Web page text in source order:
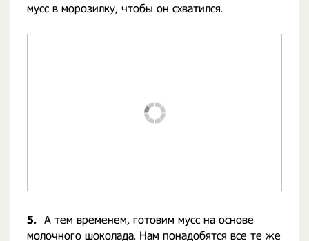
мусс в морозилку, чтобы он схватился.
5. А тем временем, готовим мусс на основе
молочного шоколада. Нам понадобятся все те же